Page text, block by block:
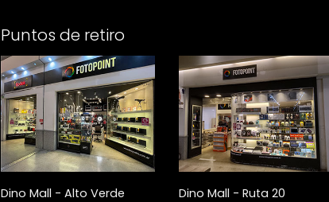
Puntos de retiro
Dino Mall - Alto Verde
Dino Mall - Ruta 20